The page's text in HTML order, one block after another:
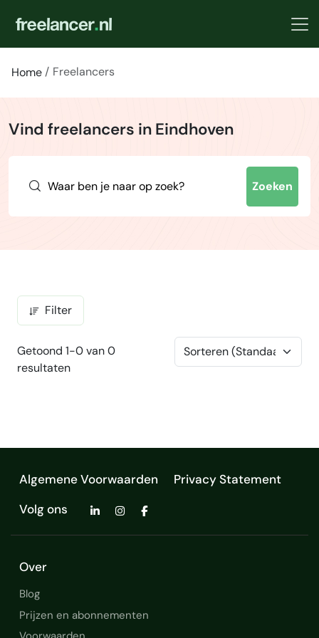
Home Freelancers
Vind freelancers in Eindhoven
Zoeken
Filter
Getoond 1-0 van 0
resultaten
Algemene Voorwaarden
Privacy Statement
Volg ons
Over
Blog
Prijzen en abonnementen